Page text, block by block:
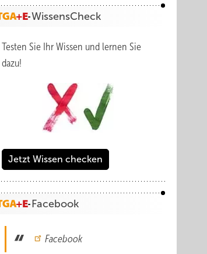
WissensCheck
Testen Sie Ihr Wissen und lernen Sie
dazu!
Jetzt Wissen checken
Facebook
Facebook